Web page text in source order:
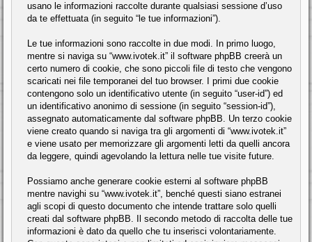
usano le informazioni raccolte durante qualsiasi sessione d’uso
da te effettuata (in seguito “le tue informazioni”).
Le tue informazioni sono raccolte in due modi. In primo luogo,
mentre si naviga su “www.ivotek.it” il software phpBB creerà un
certo numero di cookie, che sono piccoli file di testo che vengono
scaricati nei file temporanei del tuo browser. I primi due cookie
contengono solo un identificativo utente (in seguito “user-id”) ed
un identificativo anonimo di sessione (in seguito “session-id”),
assegnato automaticamente dal software phpBB. Un terzo cookie
viene creato quando si naviga tra gli argomenti di “www.ivotek.it”
e viene usato per memorizzare gli argomenti letti da quelli ancora
da leggere, quindi agevolando la lettura nelle tue visite future.
Possiamo anche generare cookie esterni al software phpBB
mentre navighi su “www.ivotek.it”, benché questi siano estranei
agli scopi di questo documento che intende trattare solo quelli
creati dal software phpBB. Il secondo metodo di raccolta delle tue
informazioni è dato da quello che tu inserisci volontariamente.